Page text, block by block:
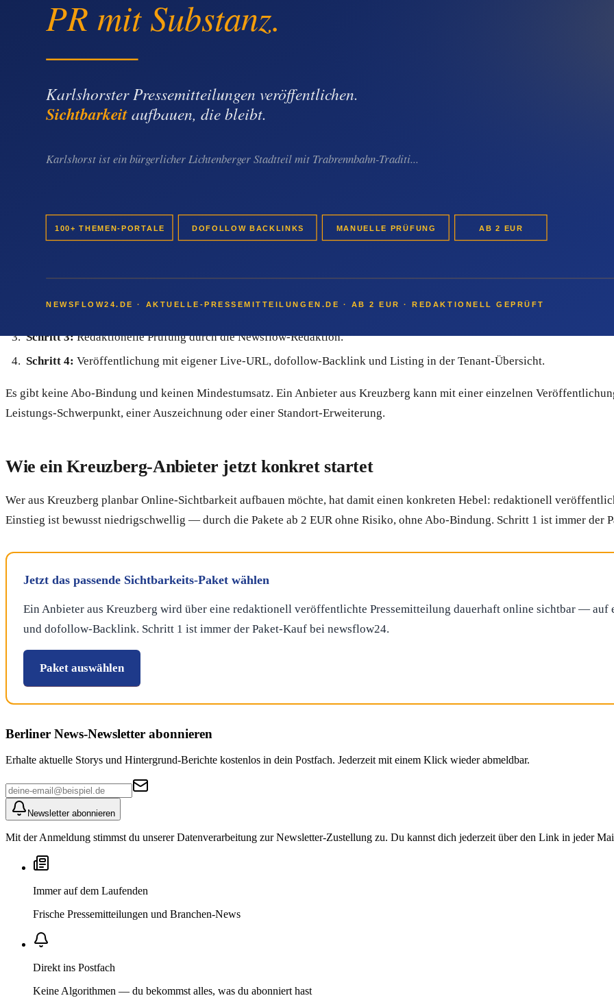
Suchanfragen, bei denen Kreuzberg-Anbieter erscheinen sollten
Typische Online-Such-Phrasen, bei denen ein Kreuzberg-Anbieter sichtbar werden sollte:
"Presseartikel Kreuzberg"
"Backlink Kreuzberg Newsroom"
Wie newsflow24 die Pressearbeit konkret umsetzt
Schritt 3:Redaktionelle Prüfung durch die Newsflow-Redaktion.
Schritt 4: Veröffentlichung mit eigener Live-URL, dofollow-Backlink und Listing in der Tenant-Übersicht.
Es gibt keine Abo-Bindung und keinen Mindestumsatz. Ein Anbieter aus Kreuzberg kann mit einer einzelnen
Leistungs-Schwerpunkt, einer Auszeichnung oder einer Standort-Erweiterung.
Wie ein Kreuzberg-Anbieter jetzt konkret startet
Wer aus Kreuzberg planbar Online-Sichtbarkeit aufbauen möchte, hat damit einen konkreten Hebel: redaktionell
Einstieg ist bewusst niedrigschwellig — durch die Pakete ab 2 EUR ohne Risiko, ohne Abo-Bindung. Schritt 1 ist immer der
Jetzt das passende Sichtbarkeits-Paket wählen
Ein Anbieter aus Kreuzberg wird über eine redaktionell veröffentlichte Pressemitteilung dauerhaft online sichtbar — auf
und dofollow-Backlink. Schritt 1 ist immer der Paket-Kauf bei newsflow24.
Paket auswählen
Berliner News-Newsletter abonnieren
Erhalte aktuelle Storys und Hintergrund-Berichte kostenlos in dein Postfach. Jederzeit mit einem Klick wieder abmeldbar.
Newsletter abonnieren
Mit der Anmeldung stimmst du unserer Datenverarbeitung zur Newsletter-Zustellung zu. Du kannst dich jederzeit über den Link in jeder
Immer auf dem Laufenden
Frische Pressemitteilungen und Branchen-News
Direkt ins Postfach
Keine Algorithmen — du bekommst alles, was du abonniert hast